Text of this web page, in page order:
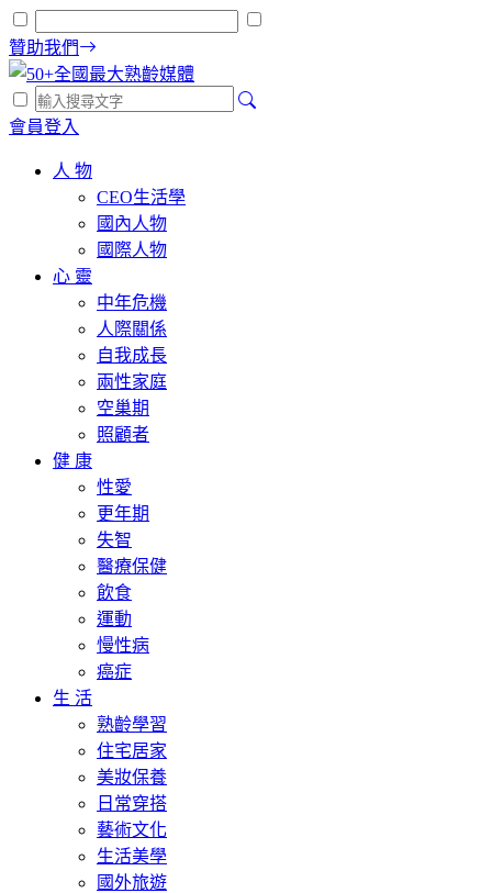
贊助我們
會員登入
人 物
CEO生活學
國內人物
國際人物
心 靈
中年危機
人際關係
自我成長
兩性家庭
空巢期
照顧者
健 康
性愛
更年期
失智
醫療保健
飲食
運動
慢性病
癌症
生 活
熟齡學習
住宅居家
美妝保養
日常穿搭
藝術文化
生活美學
國外旅遊